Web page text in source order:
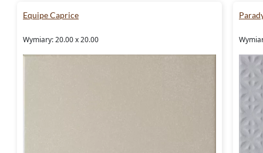
Equipe Caprice
Wymiary: 20.00 x 20.00